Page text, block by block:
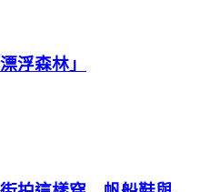
浮森林」